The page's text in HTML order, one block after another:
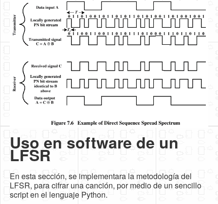
Uso en software de un
LFSR
En esta sección, se implementara la metodología del
LFSR, para cifrar una canción, por medio de un sencillo
script en el lenguaje Python.